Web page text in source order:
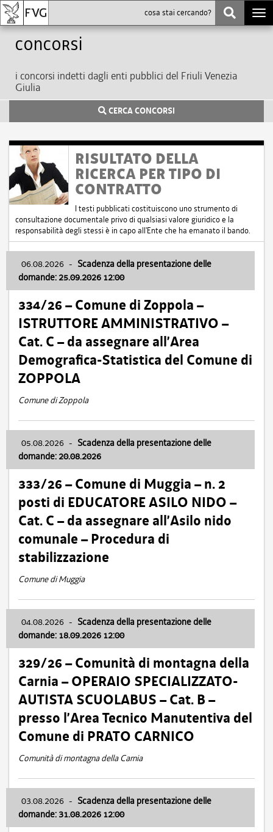
Concorsi
i concorsi indetti dagli enti pubblici del Friuli Venezia
Giulia
CERCA CONCORSI
RISULTATO DELLA
RICERCA PER TIPO DI
CONTRATTO
I testi pubblicati costituiscono uno strumento di
consultazione documentale privo di qualsiasi valore giuridico e la
responsabilità degli stessi è in capo all'Ente che ha emanato il bando.
06.08.2026 - Scadenza della presentazione delle
domande: 25.09.2026 12:00
334/26 – Comune di Zoppola –
ISTRUTTORE AMMINISTRATIVO –
Cat. C – da assegnare all’Area
Demografica-Statistica del Comune di
ZOPPOLA
Comune di Zoppola
05.08.2026 - Scadenza della presentazione delle
domande: 20.08.2026
333/26 – Comune di Muggia – n. 2
posti di EDUCATORE ASILO NIDO –
Cat. C – da assegnare all’Asilo nido
comunale – Procedura di
stabilizzazione
Comune di Muggia
04.08.2026 - Scadenza della presentazione delle
domande: 18.09.2026 12:00
329/26 – Comunità di montagna della
Carnia – OPERAIO SPECIALIZZATO-
AUTISTA SCUOLABUS – Cat. B –
presso l’Area Tecnico Manutentiva del
Comune di PRATO CARNICO
Comunità di montagna della Carnia
03.08.2026 - Scadenza della presentazione delle
domande: 31.08.2026 12:00